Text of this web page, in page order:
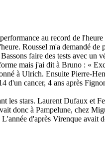
au record de l'heure
Roussel m'a demandé
faire des tests avec
mais j'ai dit à Bruno : «
à Ulrich. Ensuite Pierre-
d'un cancer, 4 ans après
les stars. Laurent Dufaux et
donc à Pampelune, chez
d'après Virenque avait